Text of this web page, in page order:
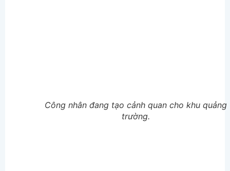
Công nhân đang tạo cảnh quan cho khu quảng
trường.